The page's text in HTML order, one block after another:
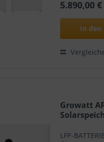
Sicherheit,...
5.890,00
In den
Growatt
LFP-